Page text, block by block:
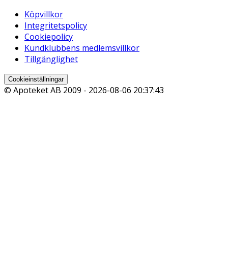
Köpvillkor
Integritetspolicy
Cookiepolicy
Kundklubbens medlemsvillkor
Tillgänglighet
Cookieinställningar
© Apoteket AB 2009 - 2026-08-06 20:37:43